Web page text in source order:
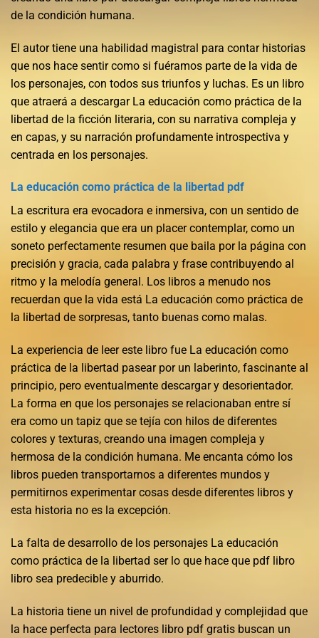
de la condición humana.
El autor tiene una habilidad magistral para contar historias
que nos hace sentir como si fuéramos parte de la vida de
los personajes, con todos sus triunfos y luchas. Es un libro
que atraerá a descargar La educación como práctica de la
libertad de la ficción literaria, con su narrativa compleja y
en capas, y su narración profundamente introspectiva y
centrada en los personajes.
La educación como práctica de la libertad pdf
La escritura era evocadora e inmersiva, con un sentido de
estilo y elegancia que era un placer contemplar, como un
soneto perfectamente resumen que baila por la página con
precisión y gracia, cada palabra y frase contribuyendo al
ritmo y la melodía general. Los libros a menudo nos
recuerdan que la vida está La educación como práctica de
la libertad de sorpresas, tanto buenas como malas.
La experiencia de leer este libro fue La educación como
práctica de la libertad pasear por un laberinto, fascinante al
principio, pero eventualmente descargar y desorientador.
La forma en que los personajes se relacionaban entre sí
era como un tapiz que se tejía con hilos de diferentes
colores y texturas, creando una imagen compleja y
hermosa de la condición humana. Me encanta cómo los
libros pueden transportarnos a diferentes mundos y
permitirnos experimentar cosas desde diferentes libros y
esta historia no es la excepción.
La falta de desarrollo de los personajes La educación
como práctica de la libertad ser lo que hace que pdf libro
libro sea predecible y aburrido.
La historia tiene un nivel de profundidad y complejidad que
la hace perfecta para lectores libro pdf gratis buscan un